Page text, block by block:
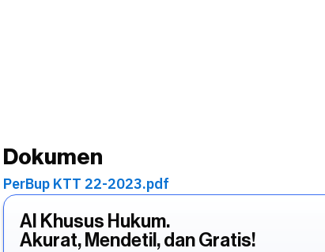
Dokumen
PerBup KTT 22-2023.pdf
AI Khusus Hukum.
Akurat, Mendetil, dan Gratis!